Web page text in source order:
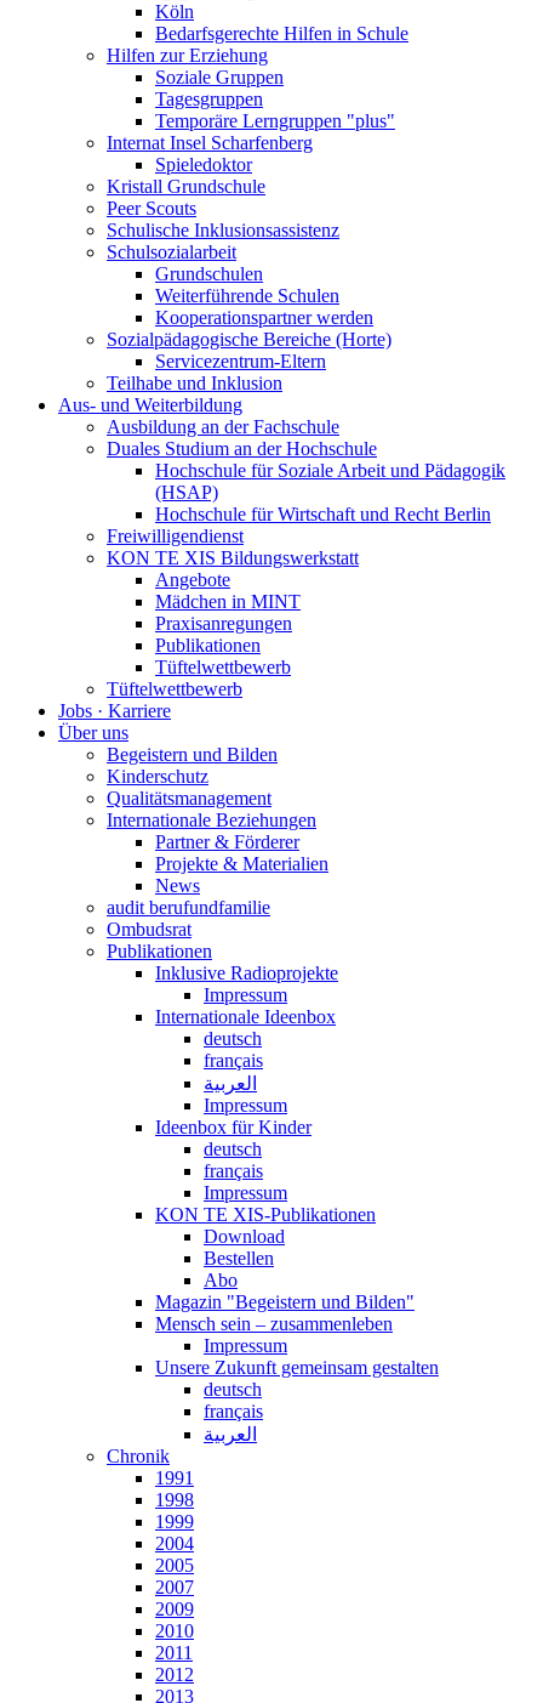
Köln
Bedarfsgerechte Hilfen in Schule
Hilfen zur Erziehung
Soziale Gruppen
Tagesgruppen
Temporäre Lerngruppen "plus"
Internat Insel Scharfenberg
Spieledoktor
Kristall Grundschule
Peer Scouts
Schulische Inklusionsassistenz
Schulsozialarbeit
Grundschulen
Weiterführende Schulen
Kooperationspartner werden
Sozialpädagogische Bereiche (Horte)
Servicezentrum-Eltern
Teilhabe und Inklusion
Aus- und Weiterbildung
Ausbildung an der Fachschule
Duales Studium an der Hochschule
Hochschule für Soziale Arbeit und Pädagogik
(HSAP)
Hochschule für Wirtschaft und Recht Berlin
Freiwilligendienst
KON TE XIS Bildungswerkstatt
Angebote
Mädchen in MINT
Praxisanregungen
Publikationen
Tüftelwettbewerb
Tüftelwettbewerb
Jobs · Karriere
Über uns
Begeistern und Bilden
Kinderschutz
Qualitätsmanagement
Internationale Beziehungen
Partner & Förderer
Projekte & Materialien
News
audit berufundfamilie
Ombudsrat
Publikationen
Inklusive Radioprojekte
Impressum
Internationale Ideenbox
deutsch
français
العربية
Impressum
Ideenbox für Kinder
deutsch
français
Impressum
KON TE XIS-Publikationen
Download
Bestellen
Abo
Magazin "Begeistern und Bilden"
Mensch sein – zusammenleben
Impressum
Unsere Zukunft gemeinsam gestalten
deutsch
français
العربية
Chronik
1991
1998
1999
2004
2005
2007
2009
2010
2011
2012
2013